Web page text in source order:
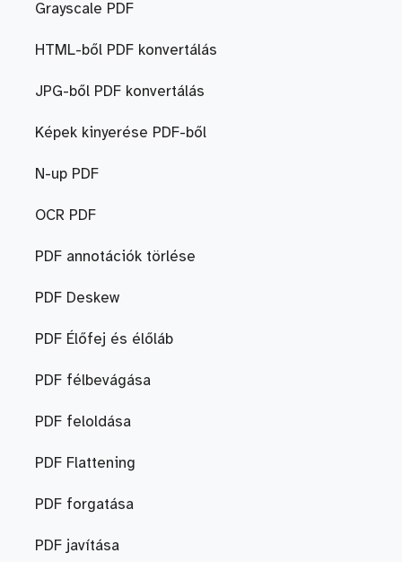
Grayscale PDF
HTML-ből PDF konvertálás
JPG-ből PDF konvertálás
Képek kinyerése PDF-ből
N-up PDF
OCR PDF
PDF annotációk törlése
PDF Deskew
PDF Élőfej és élőláb
PDF félbevágása
PDF feloldása
PDF Flattening
PDF forgatása
PDF javítása